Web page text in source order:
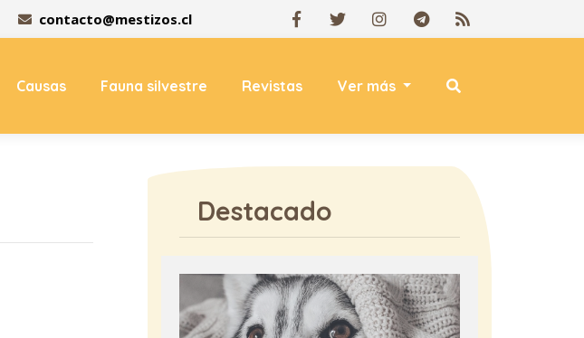
contacto@mestizos.cl
Causas Fauna silvestre Revistas Ver más
Destacado